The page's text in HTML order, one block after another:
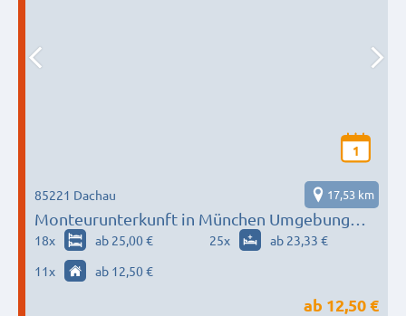
1
Monteurunterkunft in München Umgebung
nach Wunsch / Bedürfnis
85221 Dachau 17,53 km
18x ab 25,00 € 25x
ab 23,33 €
11x ab 12,50 €
ab 12,50 €